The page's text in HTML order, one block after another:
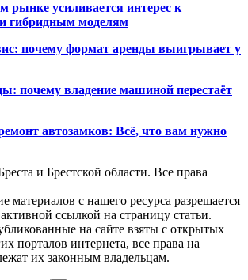
рынке усиливается интерес к
гибридным моделям
почему формат аренды выигрывает у
почему владение машиной перестаёт
автозамков: Всё, что вам нужно
и Брестской области. Все права
материалов с нашего ресурса разрешается
ссылкой на страницу статьи.
на сайте взяты с открытых
порталов интернета, все права на
их законным владельцам.